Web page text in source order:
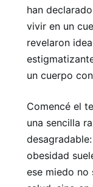
han
vivir en un
revelaron
un cuerpo
Comencé el
una sencilla
obesidad
ese miedo no